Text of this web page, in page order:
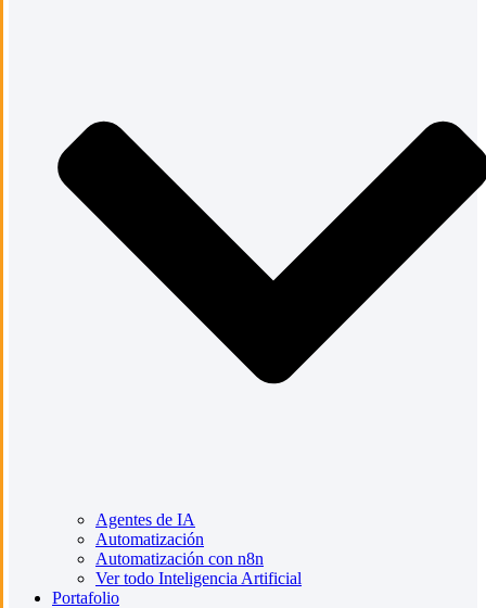
Agentes de IA
Automatización
Automatización con n8n
Ver todo Inteligencia Artificial
Portafolio